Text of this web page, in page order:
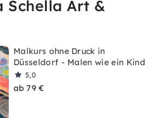
Schella Art &
Malkurs ohne Druck in
Düsseldorf - Malen wie ein Kind
5,0
ab 79 €